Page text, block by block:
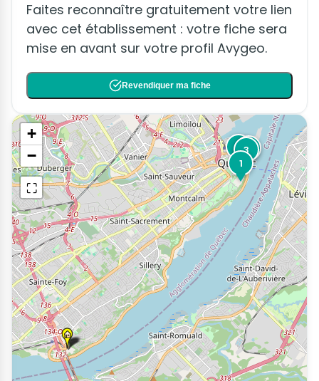
Faites reconnaître gratuitement votre lien
avec cet établissement : votre fiche sera
mise en avant sur votre profil Avygeo.
Revendiquer ma fiche
1
2 3
4
+
−
⛶